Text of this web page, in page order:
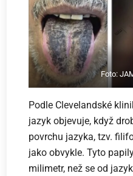
Foto:
Podle Clevelandské
jazyk objevuje, když
povrchu jazyka, tzv.
jako obvykle. Tyto
milimetr, než se od